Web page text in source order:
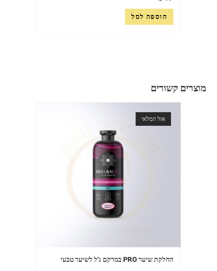
הוספה לסל
מוצרים קשורים
אזל המלאי
החלקת שיער PRO במרקם ג'ל לשיער טבעי